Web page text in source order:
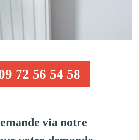
72 56 54 58
via notre